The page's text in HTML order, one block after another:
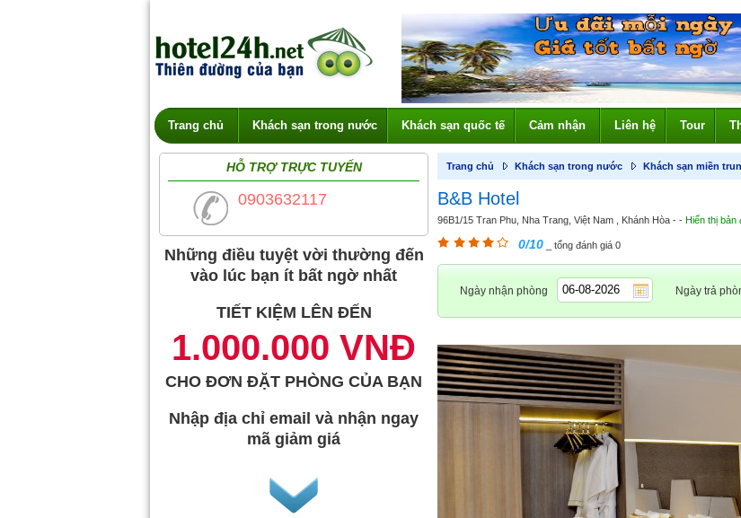
Trang chủ Khách sạn trong nước Khách sạn quốc tế Cảm nhận Liên hệ Tour
HỖ TRỢ TRỰC TUYẾN
0903632117
Những điều tuyệt vời thường đến
vào lúc bạn ít bất ngờ nhất
TIẾT KIỆM LÊN ĐẾN
1.000.000 VNĐ
CHO ĐƠN ĐẶT PHÒNG CỦA BẠN
Nhập địa chỉ email và nhận ngay
mã giảm giá
Trang chủ Khách sạn trong nước Khách sạn miền
B&B Hotel
96B1/15 Tran Phu, Nha Trang, Việt Nam , Khánh Hòa - - Hiển thị bản
0/10 _ tổng đánh giá 0
Ngày nhận phòng Ngày trả